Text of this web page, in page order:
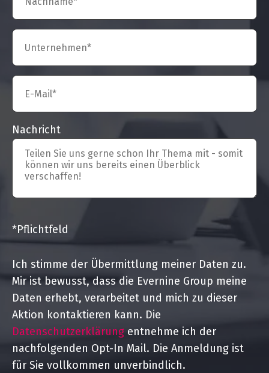
Nachricht
*Pflichtfeld
Ich stimme der Übermittlung meiner Daten zu.
Mir ist bewusst, dass die Evernine Group meine
Daten erhebt, verarbeitet und mich zu dieser
Aktion kontaktieren kann. Die
Datenschutzerklärung entnehme ich der
nachfolgenden Opt-In Mail. Die Anmeldung ist
für Sie vollkommen unverbindlich.